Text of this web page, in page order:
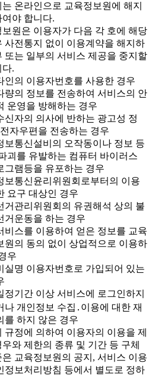
온라인으로 교육정보원에 해지
야 합니다.
원은 이용자가 다음 각 호에 해당
사전통지 없이 이용계약을 해지하
또는 일부의 서비스 제공을 중지할
다.
인의 이용자번호를 사용한 경우
량의 정보를 전송하여 서비스의 안
운영을 방해하는 경우
신자의 의사에 반하는 광고성 정
자우편을 전송하는 경우
보통신설비의 오작동이나 정보 등
괴를 유발하는 컴퓨터 바이러스
그램등을 유포하는 경우
보통신윤리위원회로부터의 이용
요구 대상인 경우
거관리위원회의 유권해석 상의 불
거운동을 하는 경우
비스를 이용하여 얻은 정보를 교육
원의 동의 없이 상업적으로 이용하
우
실명 이용자번호로 가입되어 있는
정기간 이상 서비스에 로그인하지
나 개인정보 수집․이용에 대한 재
를 하지 않은 경우
정에 의하여 이용자의 이용을 제
와 제한의 종류 및 기간 등 구체
은 교육정보원의 공지, 서비스 이용
정보처리방침 등에서 별도로 정하